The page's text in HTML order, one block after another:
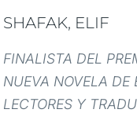
SHAFAK, ELIF
FINALISTA DEL
NUEVA NOVELA
LECTORES Y